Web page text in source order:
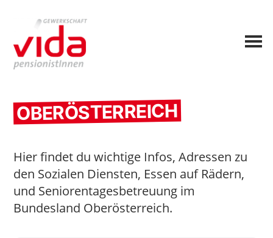
OBERÖSTERREICH
Hier findet du wichtige Infos, Adressen zu
den Sozialen Diensten, Essen auf Rädern,
und Seniorentagesbetreuung im
Bundesland Oberösterreich.